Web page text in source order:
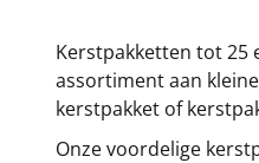
Kerstpakketten tot 25
assortiment aan
kerstpakket of
Onze voordelige